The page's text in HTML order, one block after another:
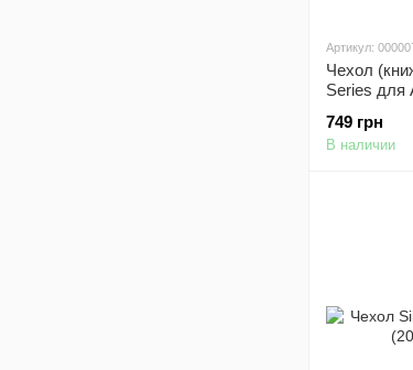
Артикул:
Чехол
Series для
749 грн
В наличии